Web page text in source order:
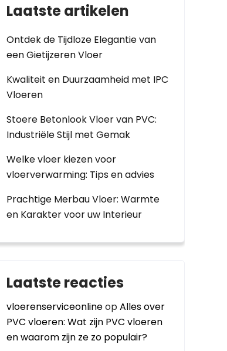
Laatste artikelen
Ontdek de Tijdloze Elegantie van
een Gietijzeren Vloer
Kwaliteit en Duurzaamheid met IPC
Vloeren
Stoere Betonlook Vloer van PVC:
Industriële Stijl met Gemak
Welke vloer kiezen voor
vloerverwarming: Tips en advies
Prachtige Merbau Vloer: Warmte
en Karakter voor uw Interieur
Laatste reacties
vloerenserviceonlineopAlles over
PVC vloeren: Wat zijn PVC vloeren
en waarom zijn ze zo populair?